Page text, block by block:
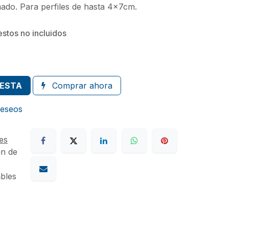
Para perfiles de hasta 4x7cm.
no incluidos
Comprar ahora
de